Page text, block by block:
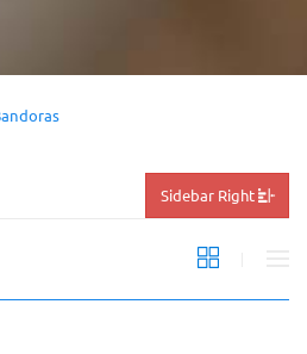
Sidebar Right